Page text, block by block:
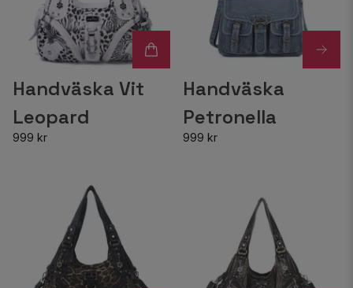
Handväska Vit
Leopard
999 kr
Handväska
Petronella
999 kr